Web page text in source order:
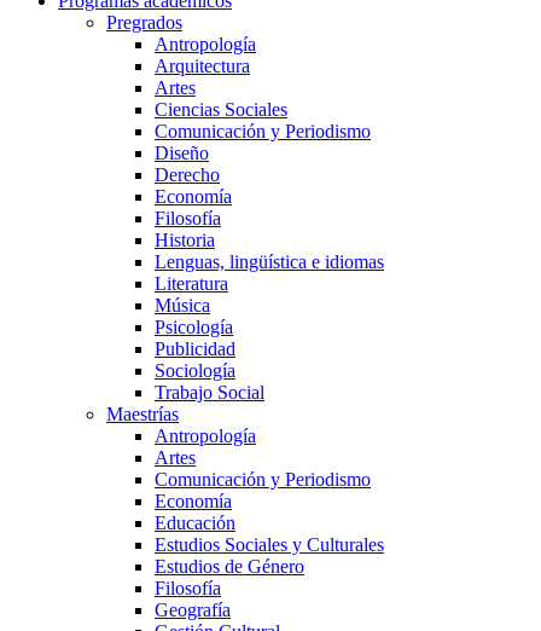
Pregrados
Antropología
Arquitectura
Artes
Ciencias Sociales
Comunicación y Periodismo
Diseño
Derecho
Economía
Filosofía
Historia
Lenguas, lingüística e idiomas
Literatura
Música
Psicología
Publicidad
Sociología
Trabajo Social
Maestrías
Antropología
Artes
Comunicación y Periodismo
Economía
Educación
Estudios Sociales y Culturales
Estudios de Género
Filosofía
Geografía